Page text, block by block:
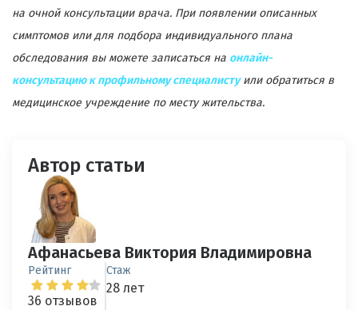
на очной консультации врача. При появлении описанных
симптомов или для подбора индивидуального плана
обследования вы можете записаться на онлайн-
консультацию к профильному специалистуили обратиться в
медицинское учреждение по месту жительства.
Автор статьи
Афанасьева Виктория Владимировна
Рейтинг
36 отзывов
Стаж
28 лет